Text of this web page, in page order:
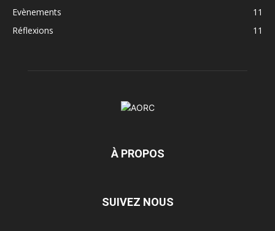
Evènements
11
Réflexions
11
À PROPOS
SUIVEZ NOUS